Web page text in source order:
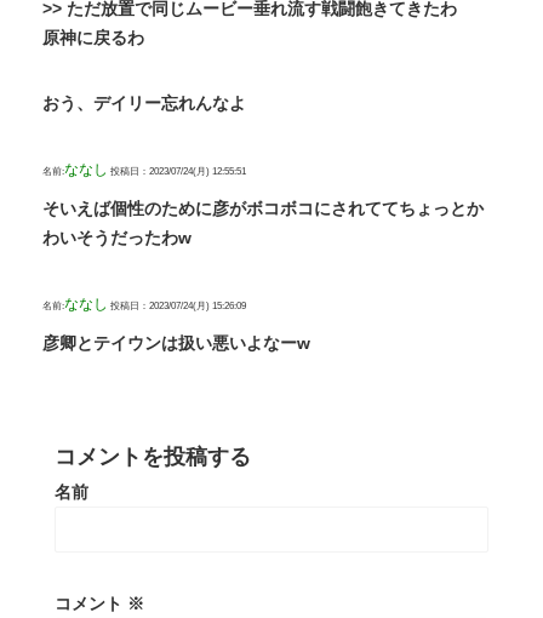
>> ただ放置で同じムービー垂れ流す戦闘飽きてきたわ
原神に戻るわ
おう、デイリー忘れんなよ
名前:ななし 投稿日：2023/07/24(月) 12:55:51
そいえば個性のために彦がボコボコにされててちょっとか
わいそうだったわw
名前:ななし 投稿日：2023/07/24(月) 15:26:09
彦卿とテイウンは扱い悪いよなーw
コメントを投稿する
名前
コメント ※